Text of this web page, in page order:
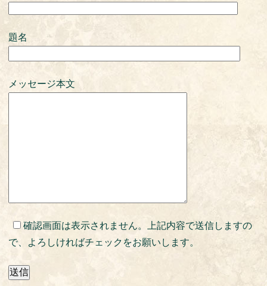
題名
メッセージ本文
確認画面は表示されません。上記内容で送信しますの
で、よろしければチェックをお願いします。